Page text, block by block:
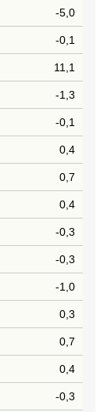
-5,0
-0,1
11,1
-1,3
-0,1
0,4
0,7
0,4
-0,3
-0,3
-1,0
0,3
0,7
0,4
-0,3